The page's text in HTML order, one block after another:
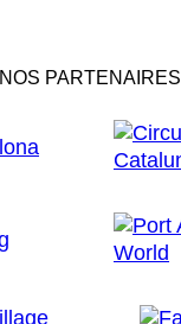
NOS PARTENAIRES